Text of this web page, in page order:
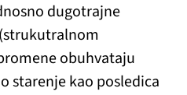
dugotrajne
obuhvataju
starenje kao posledica